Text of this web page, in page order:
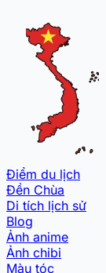
Điểm du lịch
Đền Chùa
Di tích lịch sử
Blog
Ảnh anime
Ảnh chibi
Màu tóc